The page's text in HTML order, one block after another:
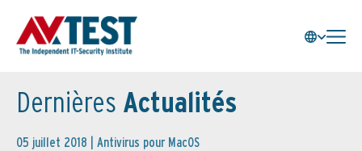
Dernières Actualités
05 juillet 2018 | Antivirus pour MacOS